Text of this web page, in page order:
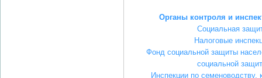
Органы контроля и
Социальная
Налоговые
Фонд социальной защиты
социальной
Инспекции по семеноводству,